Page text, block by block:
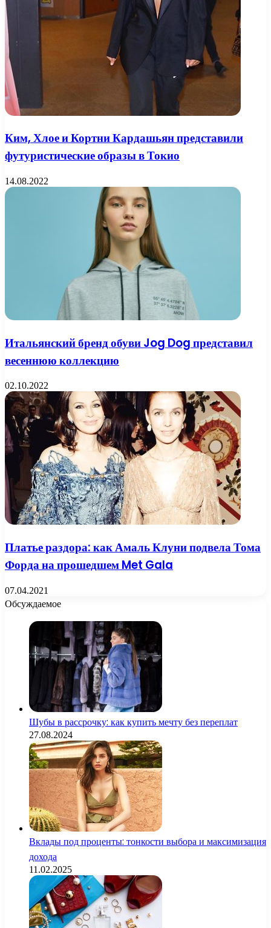
Ким, Хлое и Кортни Кардашьян представили
футуристические образы в Токио
14.08.2022
Итальянский бренд обуви Jog Dog представил
весеннюю коллекцию
02.10.2022
Платье раздора: как Амаль Клуни подвела Тома
Форда на прошедшем Met Gala
07.04.2021
Обсуждаемое
Шубы в рассрочку: как купить мечту без переплат
27.08.2024
Вклады под проценты: тонкости выбора и максимизация
дохода
11.02.2025